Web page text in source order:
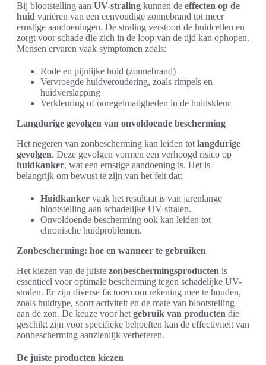
Bij blootstelling aan UV-straling kunnen de effecten op de
huid variëren van een eenvoudige zonnebrand tot meer
ernstige aandoeningen. De straling verstoort de huidcellen en
zorgt voor schade die zich in de loop van de tijd kan ophopen.
Mensen ervaren vaak symptomen zoals:
Rode en pijnlijke huid (zonnebrand)
Vervroegde huidveroudering, zoals rimpels en
huidverslapping
Verkleuring of onregelmatigheden in de huidskleur
Langdurige gevolgen van onvoldoende bescherming
Het negeren van zonbescherming kan leiden tot langdurige
gevolgen. Deze gevolgen vormen een verhoogd risico op
huidkanker, wat een ernstige aandoening is. Het is
belangrijk om bewust te zijn van het feit dat:
Huidkanker vaak het resultaat is van jarenlange
blootstelling aan schadelijke UV-stralen.
Onvoldoende bescherming ook kan leiden tot
chronische huidproblemen.
Zonbescherming: hoe en wanneer te gebruiken
Het kiezen van de juiste zonbeschermingsproducten is
essentieel voor optimale bescherming tegen schadelijke UV-
stralen. Er zijn diverse factoren om rekening mee te houden,
zoals huidtype, soort activiteit en de mate van blootstelling
aan de zon. De keuze voor het gebruik van producten die
geschikt zijn voor specifieke behoeften kan de effectiviteit van
zonbescherming aanzienlijk verbeteren.
De juiste producten kiezen